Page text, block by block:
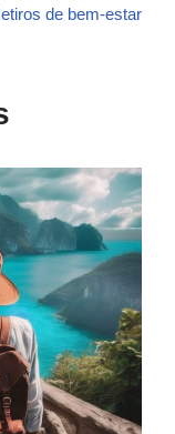
de bem-estar